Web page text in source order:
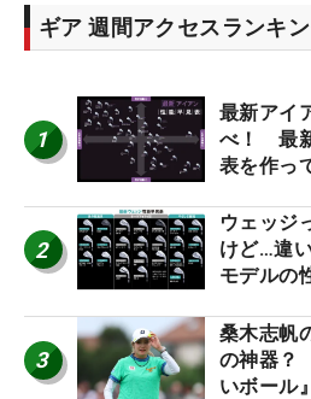
ギア 週間アクセスランキ
1
最新アイ
べ！ 最
表を作っ
2
ウェッジ
けど…違
モデルの
3
桑木志帆
の神器？
いボール